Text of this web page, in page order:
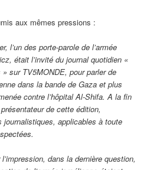
aux mêmes pressions :
l’un des porte-parole de l’armée
était l’invité du journal quotidien «
» sur TV5MONDE, pour parler de
dans la bande de Gaza et plus
contre l’hôpital Al-Shifa. A la fin
de cette édition,
applicables à toute
dans la dernière question,